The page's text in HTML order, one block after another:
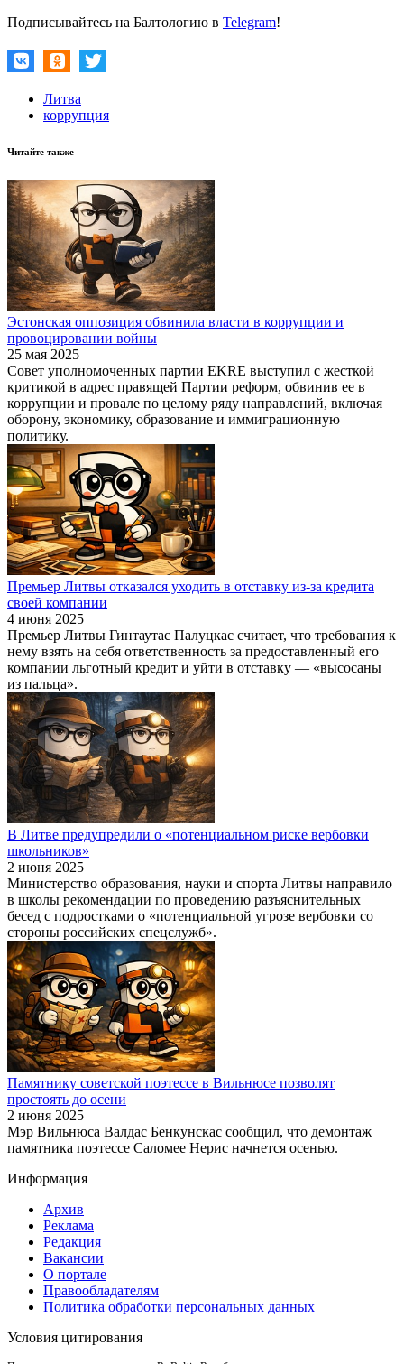
Подписывайтесь на Балтологию в Telegram!
Литва
коррупция
Читайте также
Эстонская оппозиция обвинила власти в коррупции и
провоцировании войны
25 мая 2025
Совет уполномоченных партии EKRE выступил с жесткой
критикой в адрес правящей Партии реформ, обвинив ее в
коррупции и провале по целому ряду направлений, включая
оборону, экономику, образование и иммиграционную
политику.
Премьер Литвы отказался уходить в отставку из-за кредита
своей компании
4 июня 2025
Премьер Литвы Гинтаутас Палуцкас считает, что требования к
нему взять на себя ответственность за предоставленный его
компании льготный кредит и уйти в отставку — «высосаны
из пальца».
В Литве предупредили о «потенциальном риске вербовки
школьников»
2 июня 2025
Министерство образования, науки и спорта Литвы направило
в школы рекомендации по проведению разъяснительных
бесед с подростками о «потенциальной угрозе вербовки со
стороны российских спецслужб».
Памятнику советской поэтессе в Вильнюсе позволят
простоять до осени
2 июня 2025
Мэр Вильнюса Валдас Бенкунскас сообщил, что демонтаж
памятника поэтессе Саломее Нерис начнется осенью.
Информация
Архив
Реклама
Редакция
Вакансии
О портале
Правообладателям
Политика обработки персональных данных
Условия цитирования